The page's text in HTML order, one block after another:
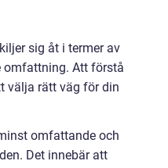
sig åt i termer av
omfattning. Att förstå
välja rätt väg för din
omfattande och
Det innebär att